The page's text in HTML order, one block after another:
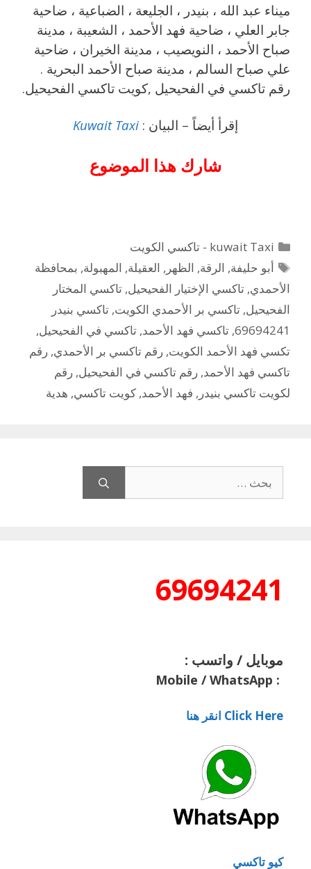
ميناء عبد الله ، بنيدر ، الجليعة ، الضباعية ، ضاحية
جابر العلي ، ضاحية فهد الأحمد ، الشعيبة ، مدينة
صباح الأحمد ، النويصيب ، مدينة الخيران ، ضاحية
علي صباح السالم ، مدينة صباح الأحمد البحرية .
رقم تاكسي في الفحيحيل ,كويت تاكسي الفحيحيل.
إقرأ أيضاً – البيان : Kuwait Taxi
شارك هذا الموضوع
التصنيفات
kuwait Taxi - تاكسي الكويت
الوسوم
أبو حليفة, الرقة, الظهر , العقيلة, المهبولة, بمحافظة
الأحمدي, تاكسي الإختيار الفحيحيل, تاكسي المختار
الفحيحيل, تاكسي بر الأحمدي الكويت, تاكسي بنيدر
69694241
, تاكسي فهد الأحمد, تاكسي في الفحيحيل,
تكسي فهد الأحمد الكويت, رقم تاكسي بر الأحمدي, رقم
تاكسي فهد الأحمد, رقم تاكسي في الفحيحيل, رقم
لكويت تاكسي بنيدر , فهد الأحمد, كويت تاكسي, هدية
عن:
69694241
موبايل / واتسب :
:
Mobile / WhatsApp
Click Here انقر هنا
كيو تاكسي